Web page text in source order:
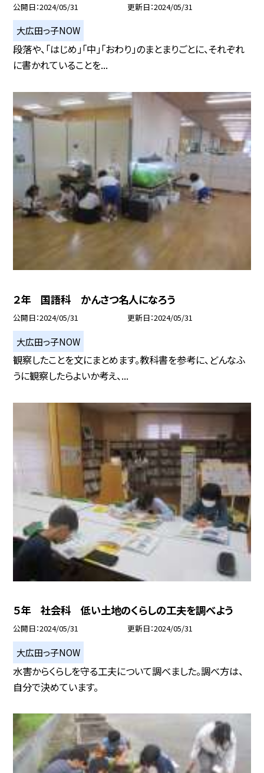
公開日 2024/05/31 更新日 2024/05/31
大広田っ子NOW
段落や、「はじめ」「中」「おわり」のまとまりごとに、それぞれ
に書かれていることを...
２年 国語科 かんさつ名人になろう
公開日 2024/05/31 更新日 2024/05/31
大広田っ子NOW
観察したことを文にまとめます。教科書を参考に、どんなふ
うに観察したらよいか考え、...
５年 社会科 低い土地のくらしの工夫を調べよう
公開日 2024/05/31 更新日 2024/05/31
大広田っ子NOW
水害からくらしを守る工夫について調べました。調べ方は、
自分で決めています。